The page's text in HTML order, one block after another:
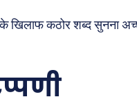
खिलाफ कठोर शब्द सुनना